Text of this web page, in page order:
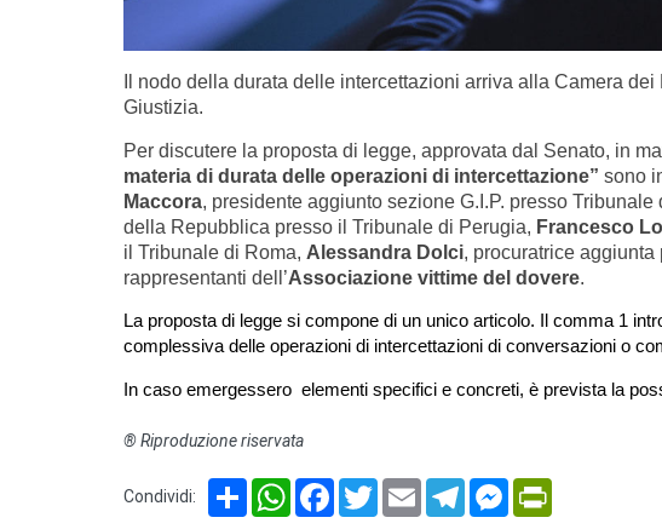
Il nodo della durata delle intercettazioni arriva alla Camera
Giustizia.
Per discutere la proposta di legge, approvata dal Senato, in
materia di durata delle operazioni di intercettazione” sono
Maccora, presidente aggiunto sezione G.I.P. presso Tribunale
della Repubblica presso il Tribunale di Perugia, Francesco
il Tribunale di Roma, Alessandra Dolci, procuratrice
rappresentanti dell’Associazione vittime del dovere.
La proposta di legge si compone di un unico articolo. Il comma 1
complessiva delle operazioni di intercettazioni di conversazioni o
In caso emergessero elementi specifici e concreti, è prevista la
® Riproduzione riservata
Condividi: Share WhatsAppFacebook
TwitterEmail TelegramMessenger